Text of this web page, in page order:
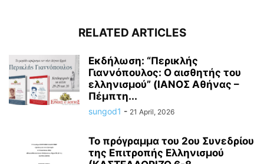
RELATED ARTICLES
Εκδήλωση: “Περικλής
Γιαννόπουλος: Ο αισθητής του
ελληνισμού” (ΙΑΝΟΣ Αθήνας –
Πέμπτη...
sungod1 - 21 April, 2026
Το πρόγραμμα του 2ου Συνεδρίου
της Επιτροπής Ελληνισμού